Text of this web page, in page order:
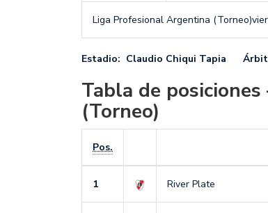
Liga Profesional Argentina (Torneo)
Estadio: Claudio Chiqui Tapia
Tabla de
(Torneo)
Pos.
1 River Plate